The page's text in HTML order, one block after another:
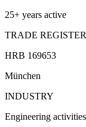
25+ years active
TRADE REGISTER
HRB 169653
München
INDUSTRY
Engineering